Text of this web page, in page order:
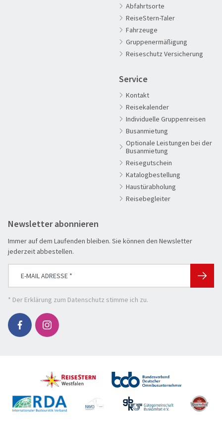
SUCHEN & BUCHEN
Reisekategorie
Advents-, Weihnachts- & Silvesterreisen
Eröffnungs- & Abschlussreisen
Genussreise
Herbstreise
Leserreisen
Osterreisen
PREMIUM-Bus
Radreisen
Schiffsreisen
Tagesfahrten
Vorteilsreisen
Benelux
Deutschland
Italien
Mittelmeer & Fernreisen
REISEZEITRAUM
Hauptsache weg
Abfahrtsorte
ReiseStern-Taler
Fahrzeuge
Gruppenermäßigung
Reiseschutz Versicherung
Service
Kontakt
Reisekalender
Individuelle Gruppenreisen
Busanmietung
Optionale Leistungen bei der
Busanmietung
Reisegutschein
Katalogbestellung
Haustürabholung
Reisebegleiter
Newsletter abonnieren
Immer auf dem Laufenden bleiben. Sie können den Newsletter
jederzeit abbestellen.
* Der Erklärung zum Datenschutz stimme ich zu.